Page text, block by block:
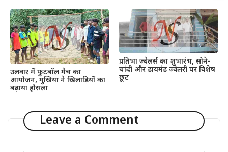
उलवार में फुटबॉल मैच का
आयोजन, मुखिया ने खिलाड़ियों का
बढ़ाया हौसला
प्रतिभा ज्वेलर्स का शुभारंभ, सोने-
चांदी और डायमंड ज्वेलरी पर विशेष
छूट
Leave a Comment